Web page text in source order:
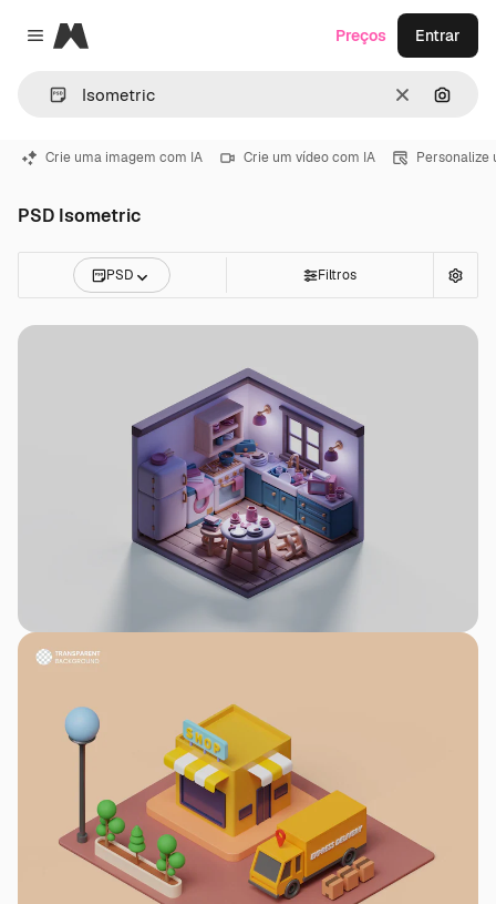
Close menu
Magnific
Limpar
Preços Entrar
Crie uma imagem com IA Crie um vídeo com IA Personalize
PSD Isometric
PSD Filtros